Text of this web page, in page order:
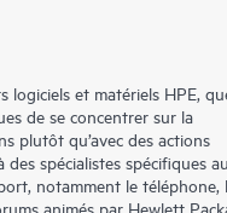
logiciels et matériels HPE,
de se concentrer sur la
plutôt qu’avec des actions
spécialistes spécifiques
notamment le téléphone,
animés par Hewlett